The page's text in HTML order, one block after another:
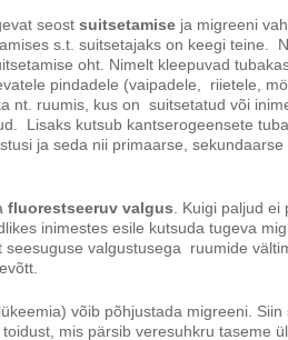
seost suitsetamiseja migreeni
s.t. suitsetajaks on keegi teine.
oht. Nimelt kleepuvad
pindadele (vaipadele, riietele,
nt. ruumis, kus on suitsetatud või
Lisaks kutsub kantserogeensete
ja seda nii primaarse, sekundaarse
fluorestseeruv valgus . Kuigi paljud
inimestes esile kutsuda tugeva
seesuguse valgustusega ruumide
võib põhjustada migreeni. Siin
mis pärsib veresuhkru taseme